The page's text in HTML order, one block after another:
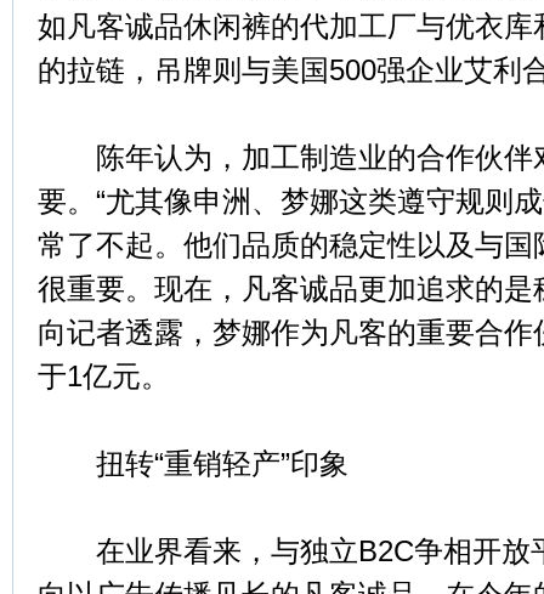
如凡客诚品休闲裤的代加工厂与优衣
的拉链，吊牌则与美国500强企业艾利
陈年认为，加工制造业的合作伙伴
要。“尤其像申洲、梦娜这类遵守规则
常了不起。他们品质的稳定性以及与
很重要。现在，凡客诚品更加追求的是
向记者透露，梦娜作为凡客的重要合
于1亿元。
扭转“重销轻产”印象
在业界看来，与独立B2C争相开放